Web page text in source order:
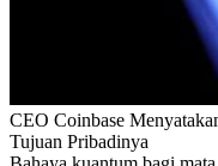
CEO Coinbase
Tujuan Pribadinya